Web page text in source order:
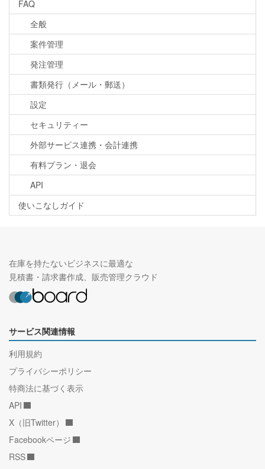
FAQ
全般
案件管理
発注管理
書類発行（メール・郵送）
設定
セキュリティー
外部サービス連携・会計連携
有料プラン・退会
API
使いこなしガイド
在庫を持たないビジネスに最適な
見積書・請求書作成、販売管理クラウド
サービス関連情報
利用規約
プライバシーポリシー
特商法に基づく表示
API
X（旧Twitter）
Facebookページ
RSS